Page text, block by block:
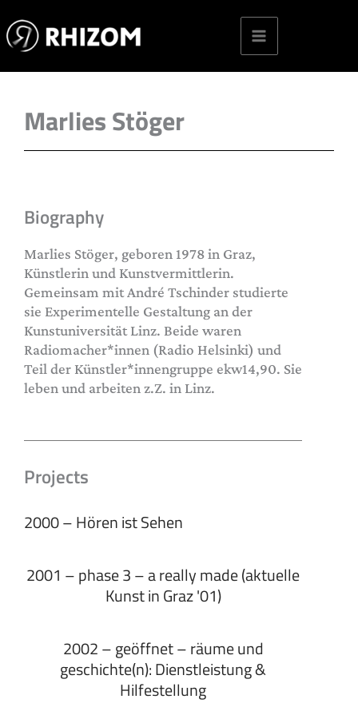
to
content
Marlies Stöger
Biography
Marlies Stöger, geboren 1978 in Graz,
Künstlerin und Kunstvermittlerin.
Gemeinsam mit André Tschinder studierte
sie Experimentelle Gestaltung an der
Kunstuniversität Linz. Beide waren
Radiomacher*innen (Radio Helsinki) und
Teil der Künstler*innengruppe ekw14,90. Sie
leben und arbeiten z.Z. in Linz.
Projects
2000 – Hören ist Sehen
2001 – phase 3 – a really made (aktuelle
Kunst in Graz '01)
2002 – geöffnet – räume und
geschichte(n): Dienstleistung &
Hilfestellung